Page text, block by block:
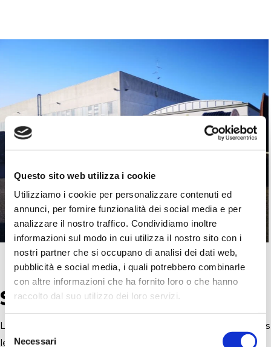
Questo sito web utilizza i cookie
Utilizziamo i cookie per personalizzare contenuti ed
annunci, per fornire funzionalità dei social media e per
analizzare il nostro traffico. Condividiamo inoltre
informazioni sul modo in cui utilizza il nostro sito con i
nostri partner che si occupano di analisi dei dati web,
pubblicità e social media, i quali potrebbero combinarle
con altre informazioni che ha fornito loro o che hanno
raccolto dal suo utilizzo dei loro servizi.
Selezione
delNecessari
STRUCTURES
L’établissement Irriland occupe
et possède tous
les plus modernes équipements.